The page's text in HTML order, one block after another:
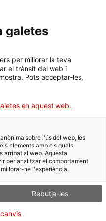
obres fins al 17 de
galetes
per millorar la teva
el trànsit del web i
Pots acceptar-les,
en aquest web.
sobre l'ús del web, les
elements amb els quals
arribat al web. Aquesta
per analitzar el comportament
ne l'experiència.
Rebutja-les